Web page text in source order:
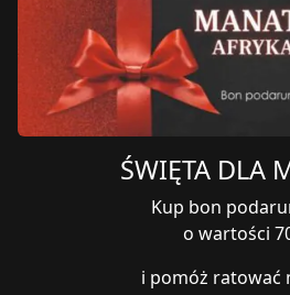
ŚWIĘTA DLA
Kup bon
o wartości
i pomóż ratować